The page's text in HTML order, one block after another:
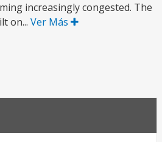
increasingly congested. The
on... Ver Más